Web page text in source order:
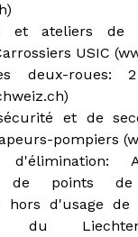
et ateliers de
USIC
deux-roues:
et de
pompiers
d'élimination:
de points
hors d'usage
du